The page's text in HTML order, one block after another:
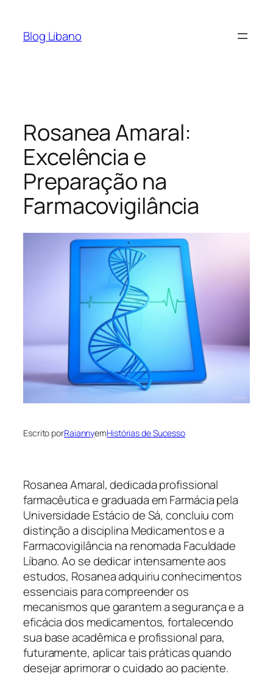
Blog Libano
Rosanea Amaral:
Excelência e
Preparação na
Farmacovigilância
Escrito porRaiannyemHistórias de Sucesso
Rosanea Amaral, dedicada profissional
farmacêutica e graduada em Farmácia pela
Universidade Estácio de Sá, concluiu com
distinção a disciplina Medicamentos e a
Farmacovigilância na renomada Faculdade
Líbano. Ao se dedicar intensamente aos
estudos, Rosanea adquiriu conhecimentos
essenciais para compreender os
mecanismos que garantem a segurança e a
eficácia dos medicamentos, fortalecendo
sua base acadêmica e profissional para,
futuramente, aplicar tais práticas quando
desejar aprimorar o cuidado ao paciente.